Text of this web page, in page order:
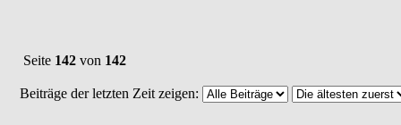
Seite 142 von 142
Beiträge der letzten Zeit zeigen: